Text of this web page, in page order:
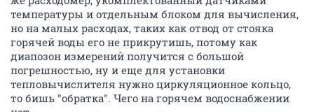
температуры и отдельным блоком для вычисления,
но на малых расходах, таких как отвод от стояка
горячей воды его не прикрутишь, потому как
диапозон измерений получится с большой
погрешностью, ну и еще для установки
тепловычислителя нужно циркуляционное кольцо,
то бишь "обратка". Чего на горячем водоснабжении